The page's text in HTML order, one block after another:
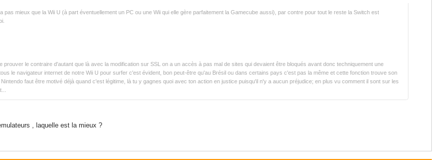
pas mieux que la Wii U (à part éventuellement un PC ou une Wii qui elle gère parfaitement la Gamecube aussi), par contre pour tout le reste la Switch est
le contraire d'autant que là avec la modification sur SSL on a un accès à pas mal de sites qui devaient être bloqués avant donc techniquement une
le navigateur internet de notre Wii U pour surfer c'est évident, bon peut-être qu'au Brésil ou dans certains pays c'est pas la même et cette fonction trouve son
faut être motivé déjà quand c'est légitime, là tu y gagnes quoi avec ton action en justice puisqu'il n'y a aucun préjudice; en plus vu comment il sont sur les
, laquelle est la mieux ?